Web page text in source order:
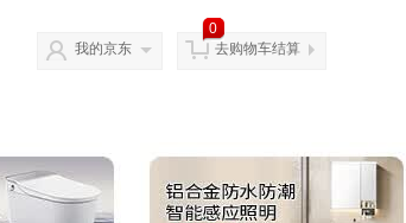
我的京东
0
去购物车结算